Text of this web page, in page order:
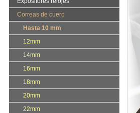
Correas de cuero
Hasta 10 mm
12mm
14mm
16mm
18mm
20mm
22mm